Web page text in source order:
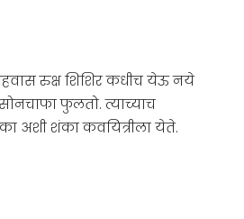
रुक्ष शिशिर कधीच येऊ नये
फुलतो. त्याच्याच
अशी शंका कवयित्रीला येते.